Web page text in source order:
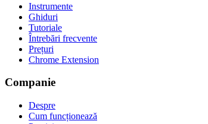
Instrumente
Ghiduri
Tutoriale
Întrebări frecvente
Prețuri
Chrome Extension
Companie
Despre
Cum funcționează